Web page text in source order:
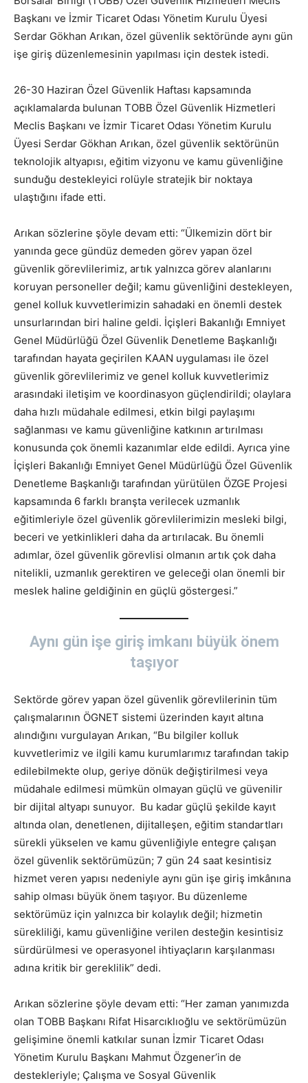
Başkanı ve İzmir Ticaret Odası Yönetim Kurulu Üyesi
Serdar Gökhan Arıkan, özel güvenlik sektöründe aynı gün
işe giriş düzenlemesinin yapılması için destek istedi.
26-30 Haziran Özel Güvenlik Haftası kapsamında
açıklamalarda bulunan TOBB Özel Güvenlik Hizmetleri
Meclis Başkanı ve İzmir Ticaret Odası Yönetim Kurulu
Üyesi Serdar Gökhan Arıkan, özel güvenlik sektörünün
teknolojik altyapısı, eğitim vizyonu ve kamu güvenliğine
sunduğu destekleyici rolüyle stratejik bir noktaya
ulaştığını ifade etti.
Arıkan sözlerine şöyle devam etti: “Ülkemizin dört bir
yanında gece gündüz demeden görev yapan özel
güvenlik görevlilerimiz, artık yalnızca görev alanlarını
koruyan personeller değil; kamu güvenliğini destekleyen,
genel kolluk kuvvetlerimizin sahadaki en önemli destek
unsurlarından biri haline geldi. İçişleri Bakanlığı Emniyet
Genel Müdürlüğü Özel Güvenlik Denetleme Başkanlığı
tarafından hayata geçirilen KAAN uygulaması ile özel
güvenlik görevlilerimiz ve genel kolluk kuvvetlerimiz
arasındaki iletişim ve koordinasyon güçlendirildi; olaylara
daha hızlı müdahale edilmesi, etkin bilgi paylaşımı
sağlanması ve kamu güvenliğine katkının artırılması
konusunda çok önemli kazanımlar elde edildi. Ayrıca yine
İçişleri Bakanlığı Emniyet Genel Müdürlüğü Özel Güvenlik
Denetleme Başkanlığı tarafından yürütülen ÖZGE Projesi
kapsamında 6 farklı branşta verilecek uzmanlık
eğitimleriyle özel güvenlik görevlilerimizin mesleki bilgi,
beceri ve yetkinlikleri daha da artırılacak. Bu önemli
adımlar, özel güvenlik görevlisi olmanın artık çok daha
nitelikli, uzmanlık gerektiren ve geleceği olan önemli bir
meslek haline geldiğinin en güçlü göstergesi.”
Aynı gün işe giriş imkanı büyük önem
taşıyor
Sektörde görev yapan özel güvenlik görevlilerinin tüm
çalışmalarının ÖGNET sistemi üzerinden kayıt altına
alındığını vurgulayan Arıkan, “Bu bilgiler kolluk
kuvvetlerimiz ve ilgili kamu kurumlarımız tarafından takip
edilebilmekte olup, geriye dönük değiştirilmesi veya
müdahale edilmesi mümkün olmayan güçlü ve güvenilir
bir dijital altyapı sunuyor. Bu kadar güçlü şekilde kayıt
altında olan, denetlenen, dijitalleşen, eğitim standartları
sürekli yükselen ve kamu güvenliğiyle entegre çalışan
özel güvenlik sektörümüzün; 7 gün 24 saat kesintisiz
hizmet veren yapısı nedeniyle aynı gün işe giriş imkânına
sahip olması büyük önem taşıyor. Bu düzenleme
sektörümüz için yalnızca bir kolaylık değil; hizmetin
sürekliliği, kamu güvenliğine verilen desteğin kesintisiz
sürdürülmesi ve operasyonel ihtiyaçların karşılanması
adına kritik bir gereklilik” dedi.
Arıkan sözlerine şöyle devam etti: “Her zaman yanımızda
olan TOBB Başkanı Rifat Hisarcıklıoğlu ve sektörümüzün
gelişimine önemli katkılar sunan İzmir Ticaret Odası
Yönetim Kurulu Başkanı Mahmut Özgener’in de
destekleriyle; Çalışma ve Sosyal Güvenlik